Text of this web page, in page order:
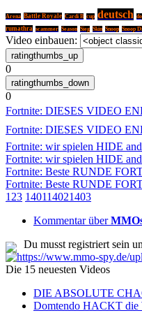
Arena Battle Royale Cardi B cup deutsch
rumathra scammer Season Sieg Skin Snoop Snoop
Video einbauen:
0
0
Fortnite: DIESES VIDEO
Fortnite: DIESES VIDEO
Fortnite: wir spielen HIDE
Fortnite: wir spielen HIDE
Fortnite: Beste RUNDE
Fortnite: Beste RUNDE
1 23 140114021403
Kommentar über
Du musst registriert sein
Die 15 neuesten Videos
DIE ABSOLUTE
Domtendo HACKT